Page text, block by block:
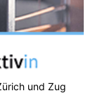
und Zug